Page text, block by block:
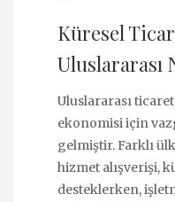
Küresel
Uluslararası
Uluslararası
ekonomisi için
gelmiştir. Farklı
hizmet alışverişi,
desteklerken,